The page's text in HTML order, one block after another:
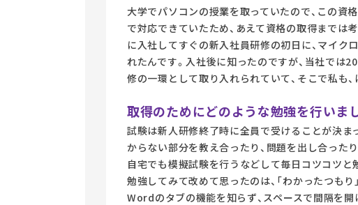
大学でパソコンの授業を取っていたので、この資
で対応できていたため、あえて資格の取得までは
に入社してすぐの新入社員研修の初日に、マイク
れたんです。入社後に知ったのですが、当社で
修の一環として取り入れられていて、そこで私も
取得のためにどのような勉強を行いま
試験は新人研修終了時に全員で受けることが決ま
からない部分を教え合ったり、問題を出し合った
自宅でも模擬試験を行うなどして毎日コツコツと
勉強してみて改めて思ったのは、「わかったつも
Wordのタブの機能を知らず、スペースで間隔を